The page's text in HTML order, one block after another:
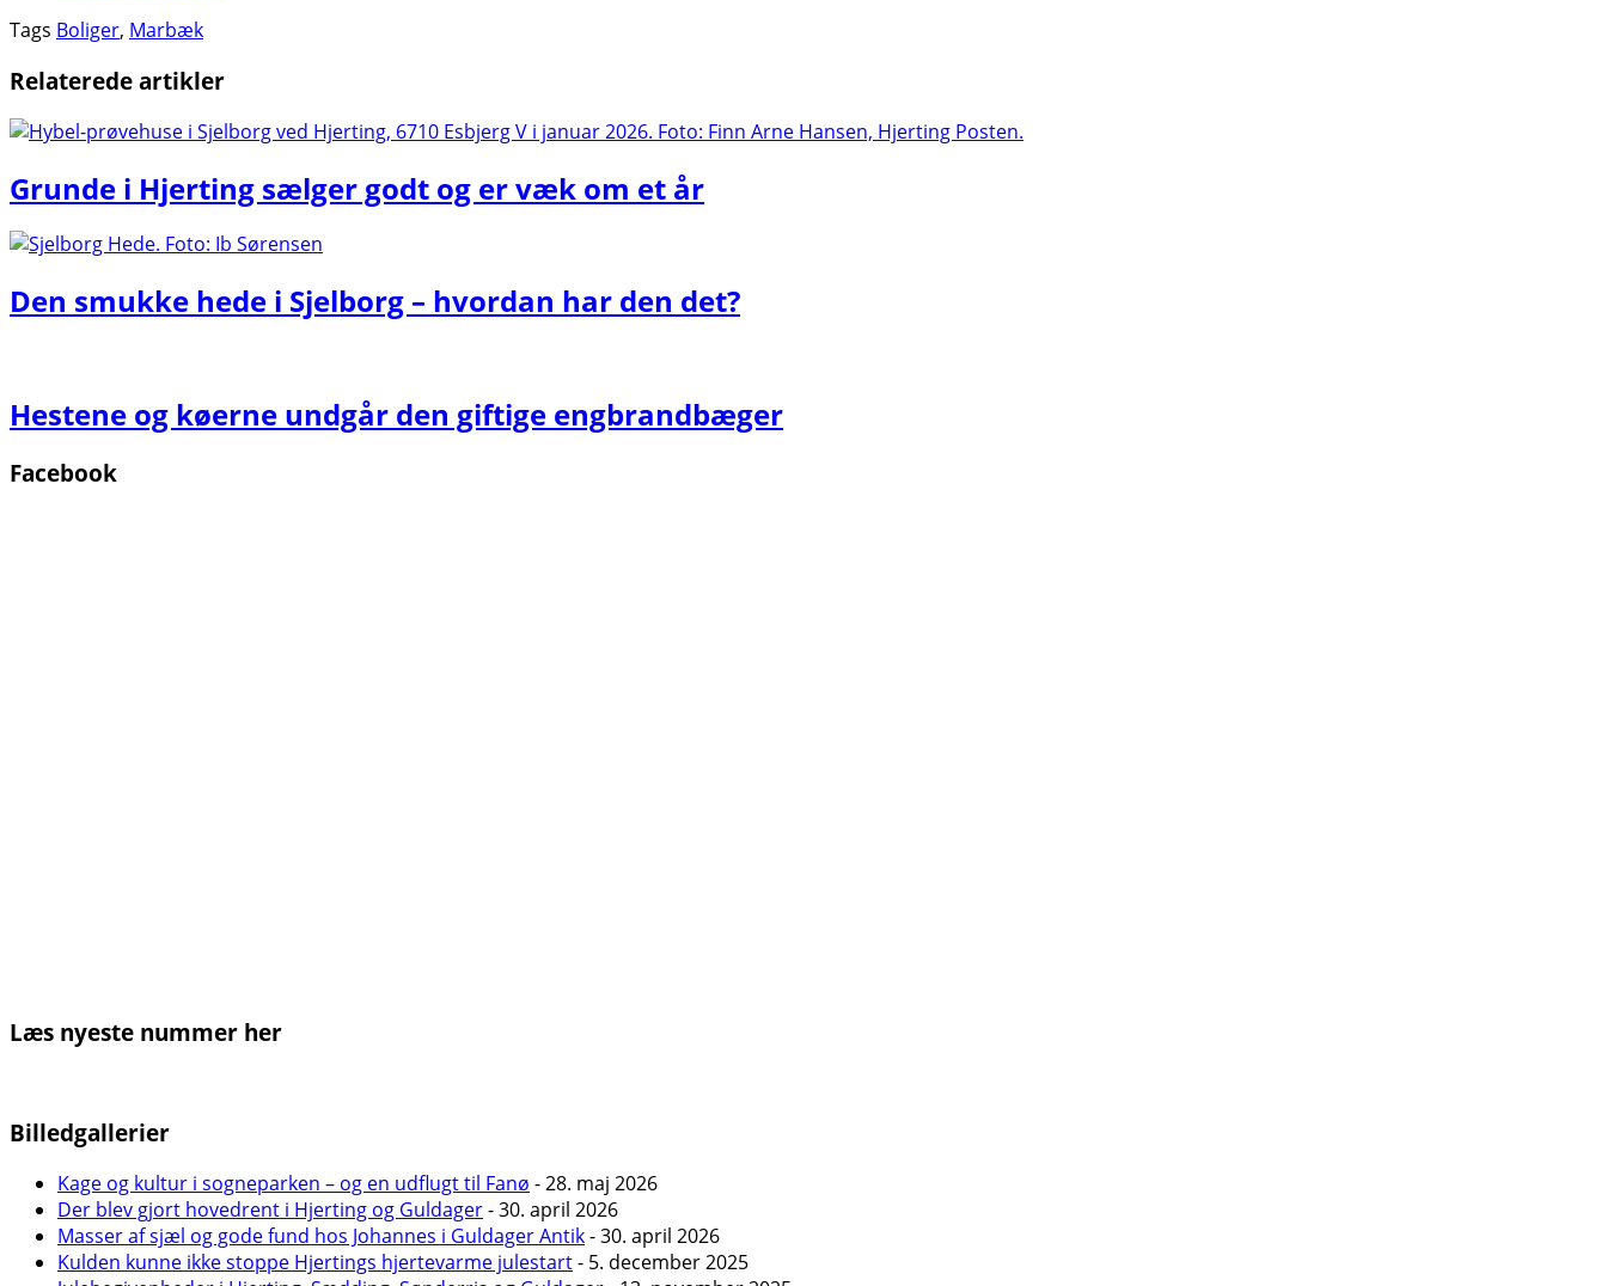
Tags Boliger, Marbæk
Relaterede artikler
Grunde i Hjerting sælger godt og er væk om et år
Den smukke hede i Sjelborg – hvordan har den det?
Hestene og køerne undgår den giftige engbrandbæger
Facebook
Læs nyeste nummer her
Billedgallerier
Kage og kultur i sogneparken – og en udflugt til Fanø - 28. maj 2026
Der blev gjort hovedrent i Hjerting og Guldager- 30. april 2026
Masser af sjæl og gode fund hos Johannes i Guldager Antik- 30. april 2026
Kulden kunne ikke stoppe Hjertings hjertevarme julestart- 5. december 2025